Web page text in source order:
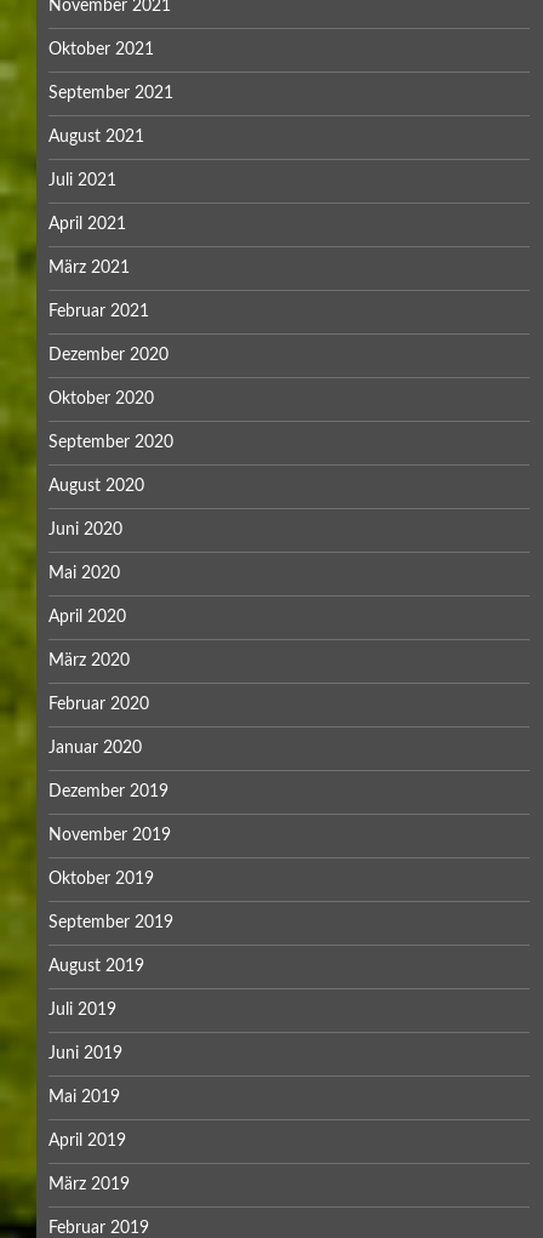
November 2021
Oktober 2021
September 2021
August 2021
Juli 2021
April 2021
März 2021
Februar 2021
Dezember 2020
Oktober 2020
September 2020
August 2020
Juni 2020
Mai 2020
April 2020
März 2020
Februar 2020
Januar 2020
Dezember 2019
November 2019
Oktober 2019
September 2019
August 2019
Juli 2019
Juni 2019
Mai 2019
April 2019
März 2019
Februar 2019